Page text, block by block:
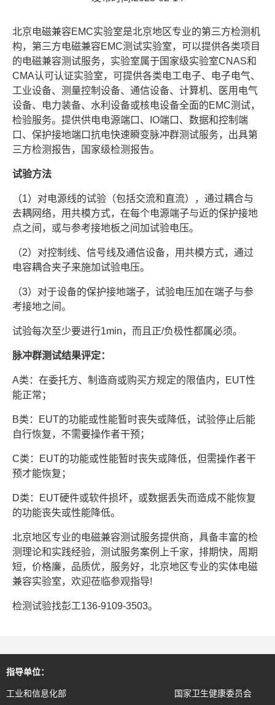
北京电磁兼容EMC实验室是北京地区专业的第三方检测机
构，第三方电磁兼容EMC测试实验室，可以提供各类项目
的电磁兼容测试服务，实验室属于国家级实验室CNAS和
CMA认可认证实验室，可提供各类电工电子、电子电气、
工业设备、测量控制设备、通信设备、计算机、医用电气
设备、电力装备、水利设备或核电设备全面的EMC测试，
检验服务。提供供电电源端口、IO端口、数据和控制端
口、保护接地端口抗电快速瞬变脉冲群测试服务，出具第
三方检测报告，国家级检测报告。
试验方法
（1）对电源线的试验（包括交流和直流），通过耦合与
去耦网络，用共模方式，在每个电源端子与近的保护接地
点之间，或与参考接地板之间加试验电压。
（2）对控制线、信号线及通信设备，用共模方式，通过
电容耦合夹子来施加试验电压。
（3）对于设备的保护接地端子，试验电压加在端子与参
考接地之间。
试验每次至少要进行1min，而且正/负极性都属必须。
脉冲群测试结果评定：
A类：在委托方、制造商或购买方规定的限值内，EUT性
能正常；
B类：EUT的功能或性能暂时丧失或降低，试验停止后能
自行恢复，不需要操作者干预；
C类：EUT的功能或性能暂时丧失或降低，但需操作者干
预才能恢复；
D类：EUT硬件或软件损坏，或数据丢失而造成不能恢复
的功能丧失或性能降低。
北京地区专业的电磁兼容测试服务提供商，具备丰富的检
测理论和实践经验，测试服务案例上千家，排期快，周期
短，价格廉，品质优，服务好，北京地区专业的实体电磁
兼容实验室，欢迎莅临参观指导!
检测试验找彭工136-9109-3503。
指导单位：
工业和信息化部 国家卫生健康委员会